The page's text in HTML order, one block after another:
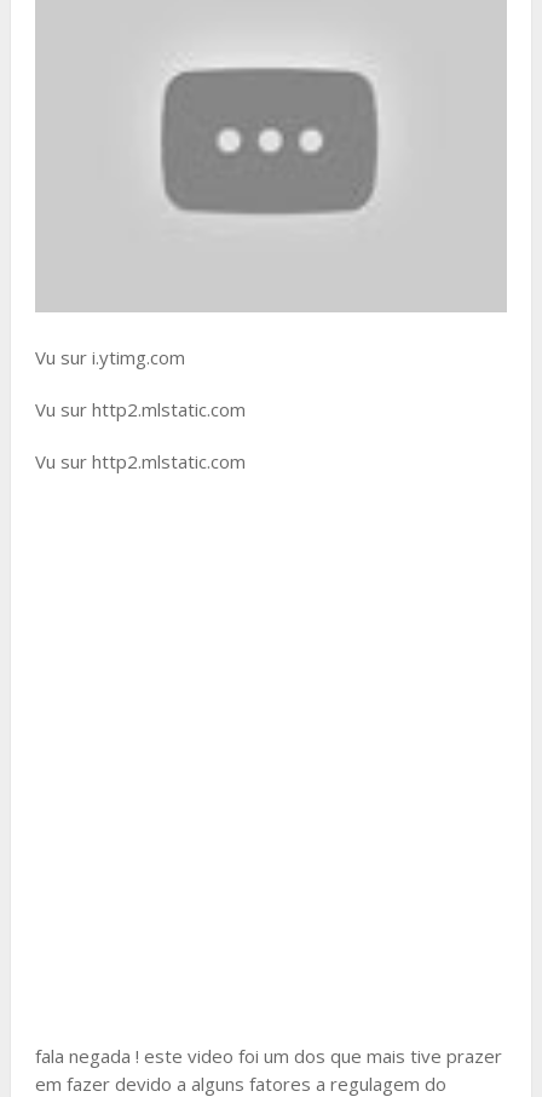
Vu sur i.ytimg.com
Vu sur http2.mlstatic.com
Vu sur http2.mlstatic.com
fala negada ! este video foi um dos que mais tive prazer
em fazer devido a alguns fatores a regulagem do